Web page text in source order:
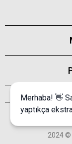
2024 ©
Merhaba! 👋
yaptıkça